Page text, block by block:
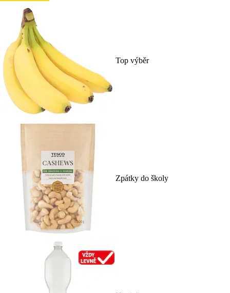
Top výběr
Zpátky do školy